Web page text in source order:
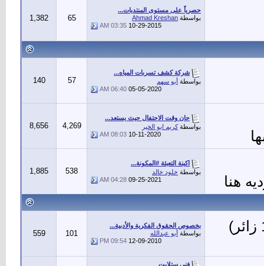
حصرياً على مستوى المنتديات...
بواسطة Ahmad Kreshan
10-29-2015
03:35 AM
65
1,382
شركة كشف تسربات المياه...
بواسطة أبو سهم
05-05-2020
06:40 AM
57
140
حان وقت الاحتفال حيث يستعد...
بواسطةكريم ابو الخير
10-11-2020
08:03 AM
4,269
8,656
هنا
اكينة التعبئة #المكونة...
بواسطة خلود خالد
09-25-2021
04:28 AM
538
1,885
بخصوص الحقوق الفكرية والأدبية...
بواسطة أبو عبدالله
12-09-2010
09:54 PM
101
559
فني ستلايت